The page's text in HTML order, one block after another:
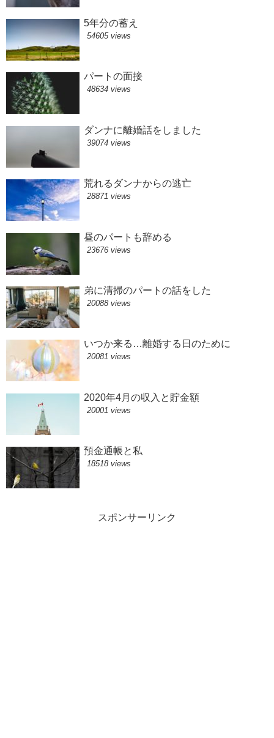
5年分の蓄え
54605 views
パートの面接
48634 views
ダンナに離婚話をしました
39074 views
荒れるダンナからの逃亡
28871 views
昼のパートも辞める
23676 views
弟に清掃のパートの話をした
20088 views
いつか来る…離婚する日のために
20081 views
2020年4月の収入と貯金額
20001 views
預金通帳と私
18518 views
スポンサーリンク